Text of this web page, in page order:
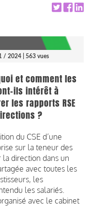
/ 2024 | 563 vues
et comment les
ils intérêt à
les rapports RSE
?
du CSE d’une
sur la teneur des
direction dans un
avec toutes les
les
les salariés.
avec le cabinet